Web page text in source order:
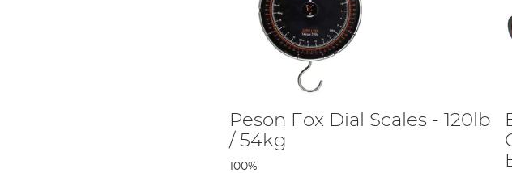
Peson Fox Dial Scales - 120lb
/ 54kg
100%